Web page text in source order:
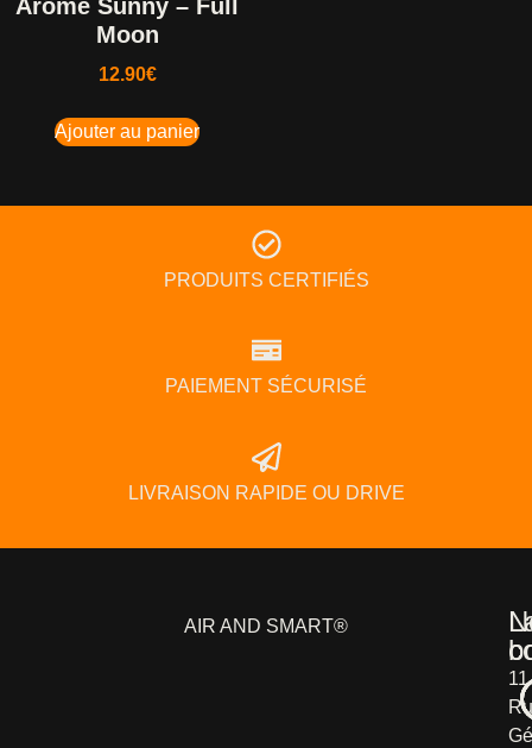
Arôme Sunny – Full
Moon
12.90€
Ajouter au panier
PRODUITS CERTIFIÉS
PAIEMENT SÉCURISÉ
LIVRAISON RAPIDE OU DRIVE
AIR AND SMART®
11